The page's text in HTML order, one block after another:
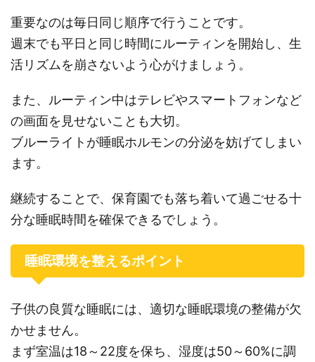
重要なのは毎日同じ順序で行うことです。
週末でも平日と同じ時間にルーティンを開始し、生
活リズムを崩さないよう心がけましょう。
また、ルーティン中はテレビやスマートフォンなど
の画面を見せないことも大切。
ブルーライトが睡眠ホルモンの分泌を妨げてしまい
ます。
継続することで、保育園でも落ち着いて過ごせる十
分な睡眠時間を確保できるでしょう。
睡眠環境を整えるポイント
子供の良質な睡眠には、適切な睡眠環境の整備が欠
かせません。
まず室温は18～22度を保ち、湿度は50～60%に調